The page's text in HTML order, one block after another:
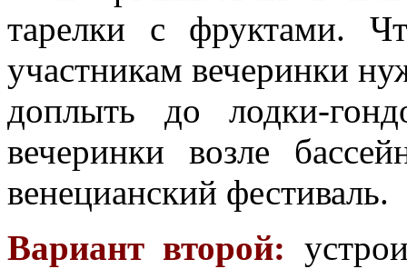
тарелки с фруктами.
участникам вечеринки
доплыть до лодки-
вечеринки возле
венецианский фестиваль.
Вариант второй: